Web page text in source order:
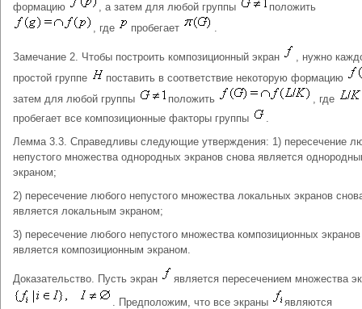
формацию
, а затем для любой группы
положить
, где
пробегает .
Замечание 2. Чтобы построить композиционный экран
, нужно
простой группе
поставить в соответствие некоторую формацию
затем для любой группы
положить
, где
пробегает все композиционные факторы группы
.
Лемма 3.3. Справедливы следующие утверждения: 1) пересечение
непустого множества однородных экранов снова является
экраном;
2) пересечение любого непустого множества локальных экранов
является локальным экраном;
3) пересечение любого непустого множества композиционных
является композиционным экраном.
Доказательство. Пусть экран
является пересечением множества
. Предположим, что все экраны
являются